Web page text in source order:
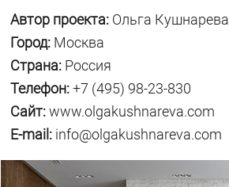
Автор проекта: Ольга Кушнарева
Город: Москва
Страна: Россия
Телефон:+7 (495) 98-23-830
Сайт:www.olgakushnareva.com
E-mail: info@olgakushnareva.com